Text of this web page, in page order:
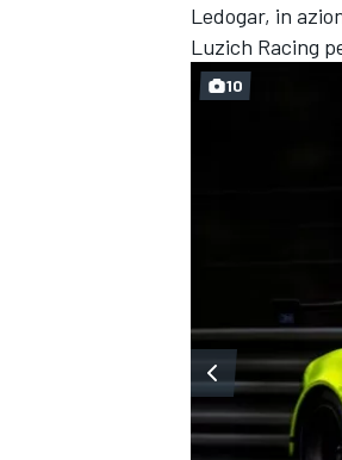
Ledogar, in
Luzich Racing
10